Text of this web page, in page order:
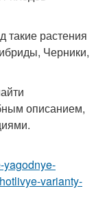
такие растения
Черники,
описанием,
yagodnye-
varianty-